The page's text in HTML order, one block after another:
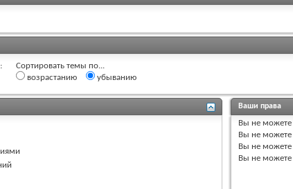
Сортировать темы по...
возрастанию
убыванию
Ваши права
Вы не можете
Вы не можете
Вы не можете
Вы не можете